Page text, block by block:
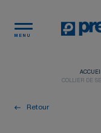
MENU
COLLIER DE
Retour